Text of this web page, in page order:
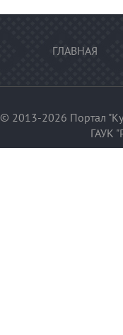
ГЛАВНАЯ
© 2013-2026 Портал
ГАУК